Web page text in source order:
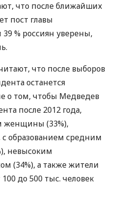
что после ближайших
пост главы
% россиян уверены,
что после выборов
останется
о том, чтобы Медведев
после 2012 года,
женщины (33%),
с образованием средним
невысоким
(34%), а также жители
до 500 тыс. человек